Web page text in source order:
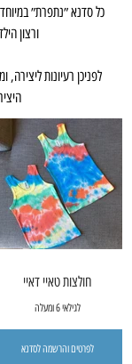
כל סדנא ״נתפרת״
ורצון
לפניכן רעיונות ליצירה,
חולצות טאיי דאיי
לגילאי 6 ומעלה
לפרטים והרשמה לסדנא